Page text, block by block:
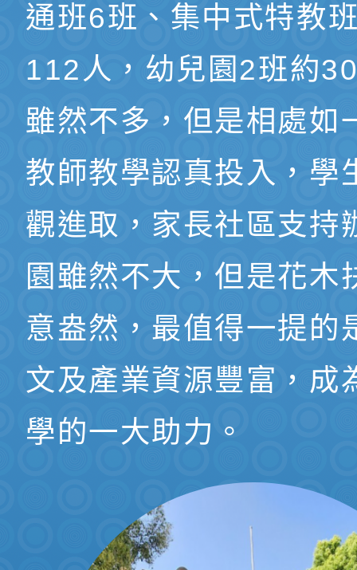
通班6班、集中式特教
112人，幼兒園2班約
雖然不多，但是相處如
教師教學認真投入，學
觀進取，家長社區支持
園雖然不大，但是花木
意盎然，最值得一提的
文及產業資源豐富，成
學的一大助力。